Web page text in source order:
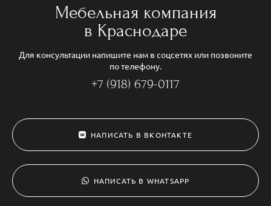
Мебельная компания
в Краснодаре
Для консультации напишите нам в соцсетях или позвоните
по телефону.
+7 (918) 679-0117
НАПИСАТЬ В ВКОНТАКТЕ
НАПИСАТЬ В WHATSAPP